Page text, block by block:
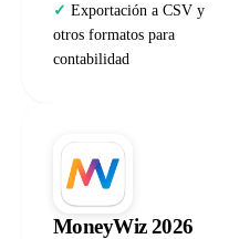
Exportación a CSV y
otros formatos para
contabilidad
MoneyWiz 2026